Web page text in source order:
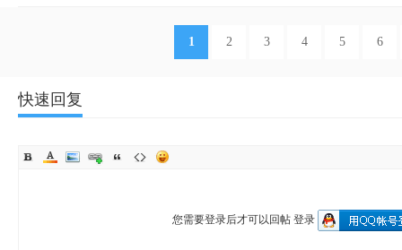
1 2 3 4 5 6
快速回复
您需要登录后才可以回帖 登录